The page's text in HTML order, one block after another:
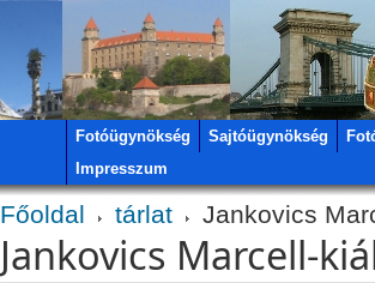
Fotóügynökség Sajtóügynökség
Impresszum
Főoldal tárlat Jankovics
Jankovics Marcell-